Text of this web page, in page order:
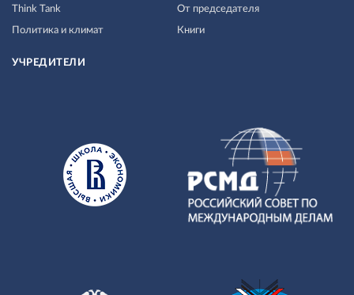
Think Tank
Политика и климат
От председателя
Книги
УЧРЕДИТЕЛИ